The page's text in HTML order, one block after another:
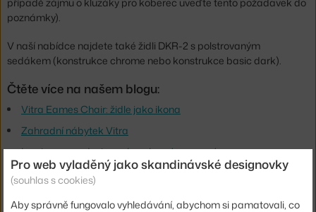
případě zájmu o kluzáky pro koberec uveďte tento požadavek do
poznámky).
V naší nabídce najdete také židli DKR-2 s polstrovaným
sedákem (konstrukce chrome nebo konstrukce basic dark).
Čtěte více na našem blogu:
Vitra Eames Chair: židle jako ikona
Zahradní nábytek Vitra
Inspirace pro designové venkovní posezení
Recept na zahradní posezení plné komfortu a designu
Výška:
85 cm
Pro web vyladěný jako skandinávské designovky
(souhlas s cookies)
Aby správně fungovalo vyhledávání, abychom si pamatovali, co